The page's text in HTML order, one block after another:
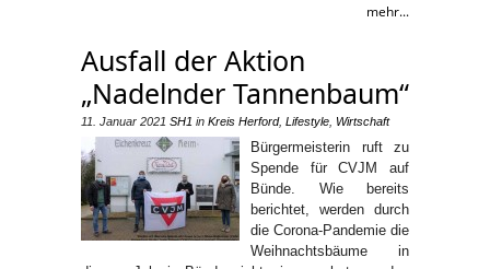
mehr...
Ausfall der Aktion
„Nadelnder Tannenbaum“
11. Januar 2021 SH1 in Kreis Herford, Lifestyle Wirtschaft
Bürgermeisterin ruft zu
Spende für CVJM auf
Bünde. Wie bereits
berichtet, werden durch
die Corona-Pandemie die
Weihnachtsbäume in